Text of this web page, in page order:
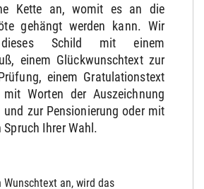
Kette an, womit es an die
gehängt werden kann. Wir
dieses Schild mit einem
einem Glückwunschtext zur
einem Gratulationstext
Worten der Auszeichnung
zur Pensionierung oder mit
Spruch Ihrer Wahl.
Wunschtext an, wird das